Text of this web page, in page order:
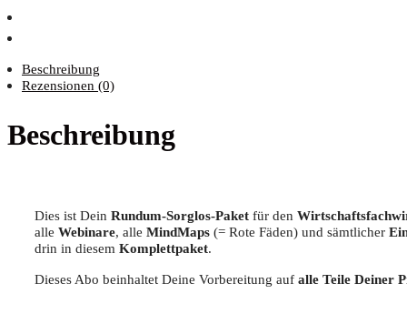
Beschreibung
Rezensionen (0)
Beschreibung
Dies ist Dein Rund­um-Sorg­los-Paket für den
alle Web­i­na­re, alle Mind­Maps (= Rote Fäden) und sämt­li­cher
drin in die­sem Kom­plett­pa­ket.
Die­ses Abo beinhal­tet Dei­ne Vor­be­rei­tung auf alle Tei­le Dei­ner